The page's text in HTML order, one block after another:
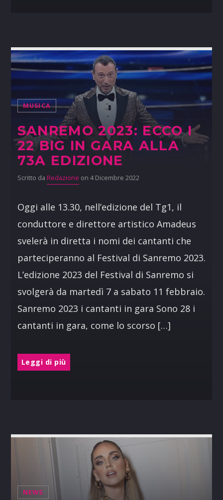
MUSICA
SANREMO 2023: ECCO I
22 BIG IN GARA ALLA
73A EDIZIONE
Scritto da Redazione on 4 Dicembre 2022
Oggi alle 13.30, nell’edizione del Tg1, il
conduttore e direttore artistico Amadeus
svelerà in diretta i nomi dei cantanti che
parteciperanno al Festival di Sanremo 2023.
L’edizione 2023 del Festival di Sanremo si
svolgerà da martedì 7 a sabato 11 febbraio.
Sanremo 2023 i cantanti in gara Sono 28 i
cantanti in gara, come lo scorso […]
Leggi di più
NEWS